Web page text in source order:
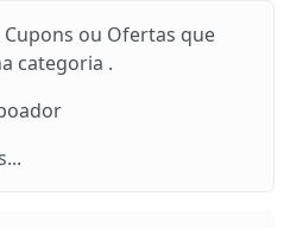
ou Ofertas que
categoria .